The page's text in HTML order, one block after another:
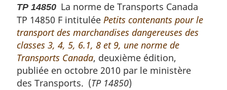
TP 14850 La norme de Transports Canada
TP 14850 F intitulée Petits contenants pour le
transport des marchandises dangereuses des
classes 3, 4, 5, 6.1, 8 et 9, une norme de
Transports Canada, deuxième édition,
publiée en octobre 2010 par le ministère
des Transports. (TP 14850)